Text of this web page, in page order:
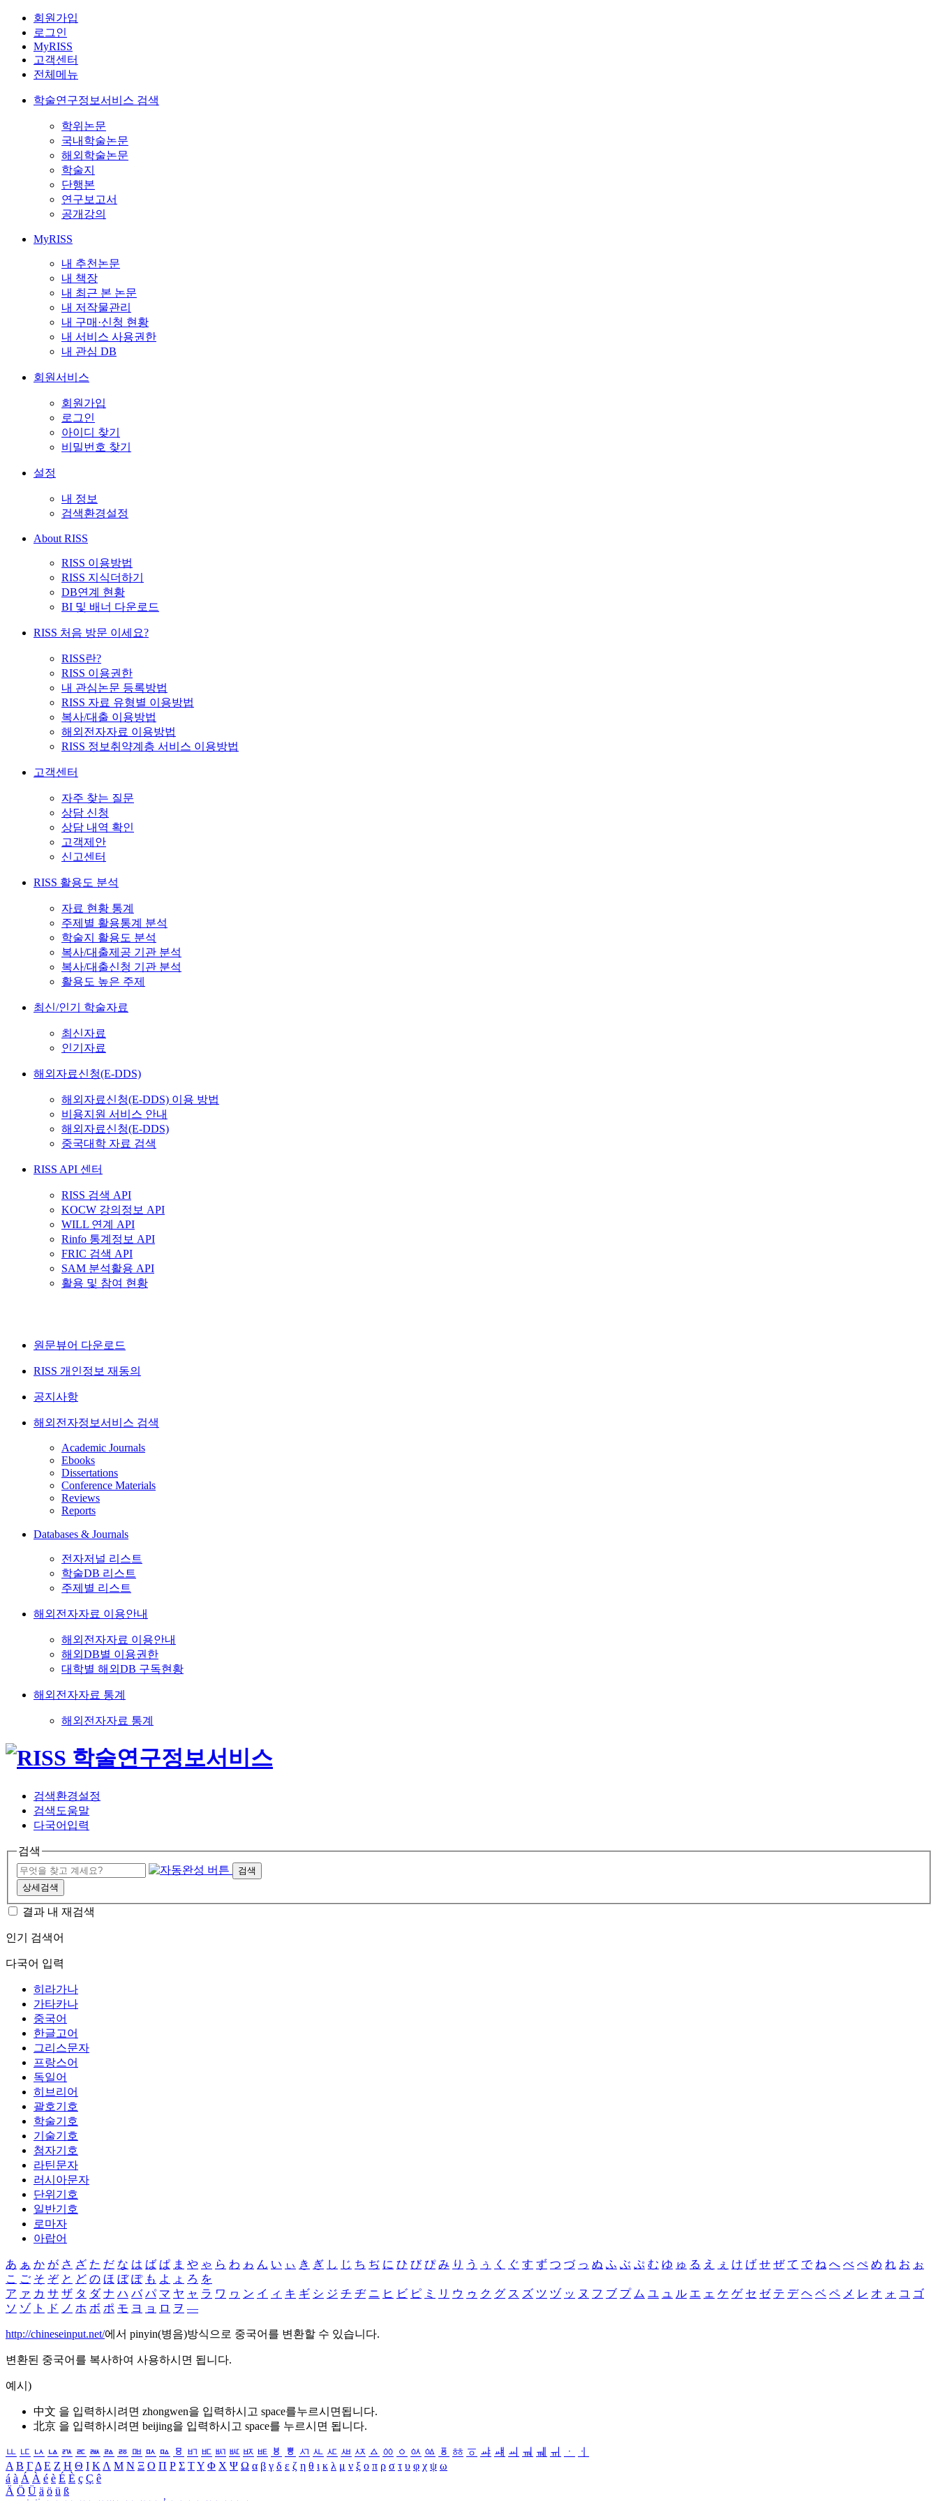
회원가입
로그인
MyRISS
고객센터
전체메뉴
학술연구정보서비스 검색
학위논문
국내학술논문
해외학술논문
학술지
단행본
연구보고서
공개강의
MyRISS
내 추천논문
내 책장
내 최근 본 논문
내 저작물관리
내 구매·신청 현황
내 서비스 사용권한
내 관심 DB
회원서비스
회원가입
로그인
아이디 찾기
비밀번호 찾기
설정
내 정보
검색환경설정
About RISS
RISS 이용방법
RISS 지식더하기
DB연계 현황
BI 및 배너 다운로드
RISS 처음 방문 이세요?
RISS란?
RISS 이용권한
내 관심논문 등록방법
RISS 자료 유형별 이용방법
복사/대출 이용방법
해외전자자료 이용방법
RISS 정보취약계층 서비스 이용방법
고객센터
자주 찾는 질문
상담 신청
상담 내역 확인
고객제안
신고센터
RISS 활용도 분석
자료 현황 통계
주제별 활용통계 분석
학술지 활용도 분석
복사/대출제공 기관 분석
복사/대출신청 기관 분석
활용도 높은 주제
최신/인기 학술자료
최신자료
인기자료
해외자료신청(E-DDS)
해외자료신청(E-DDS) 이용 방법
비용지원 서비스 안내
해외자료신청(E-DDS)
중국대학 자료 검색
RISS API 센터
RISS 검색 API
KOCW 강의정보 API
WILL 연계 API
Rinfo 통계정보 API
FRIC 검색 API
SAM 분석활용 API
활용 및 참여 현황
원문뷰어 다운로드
RISS 개인정보 재동의
공지사항
해외전자정보서비스 검색
Academic Journals
Ebooks
Dissertations
Conference Materials
Reviews
Reports
Databases & Journals
전자저널 리스트
학술DB 리스트
주제별 리스트
해외전자자료 이용안내
해외전자자료 이용안내
해외DB별 이용권한
대학별 해외DB 구독현황
해외전자자료 통계
해외전자자료 통계
검색환경설정
검색도움말
다국어입력
검색
검색
상세검색
결과 내 재검색
인기 검색어
다국어 입력
히라가나
가타카나
중국어
한글고어
그리스문자
프랑스어
독일어
히브리어
괄호기호
학술기호
기술기호
첨자기호
라틴문자
러시아문자
단위기호
일반기호
로마자
아랍어
あ ぁ か が さ ざ た だ な は ば ぱ ま や ゃ ら わ ゎ ん い ぃ き ぎ し じ ち ぢ に ひ び ぴ み り う ぅ く ぐ す ず つ づ っ ぬ ふ ぶ ぷ む ゆ ゅ る え ぇ け げ せ ぜ て で ね へ べ ぺ め れ お ぉ
こ ご そ ぞ と ど の ほ ぼ ぽ も よ ょ ろ を
ア ァ カ サ ザ タ ダ ナ ハ バ パ マ ヤ ャ ラ ワ ヮ ン イ ィ キ ギ シ ジ チ ヂ ニ ヒ ビ ピ ミ リ ウ ゥ ク グ ス ズ ツ ヅ ッ ヌ フ ブ プ ム ユ ュ ル エ ェ ケ ゲ セ ゼ テ デ ヘ ベ ペ メ レ オ ォ コ ゴ
ソ ゾ ト ド ノ ホ ボ ポ モ ヨ ョ ロ ヲ ―
http://chineseinput.net/에서 pinyin(병음)방식으로 중국어를 변환할 수 있습니다.
변환된 중국어를 복사하여 사용하시면 됩니다.
예시)
中文 을 입력하시려면 zhongwen을 입력하시고 space를누르시면됩니다.
北京 을 입력하시려면 beijing을 입력하시고 space를 누르시면 됩니다.
ㅥ ㅦ ㅧ ㅨ ㅩ ㅪ ㅫ ㅬ ㅭ ㅮ ㅯ ㅰ ㅱ ㅲ ㅳ ㅴ ㅵ ㅶ ㅷ ㅸ ㅹ ㅺ ㅻ ㅼ ㅽ ㅾ ㅿ ㆀ ㆁ ㆂ ㆃ ㆄ ㆅ ㆆ ㆇ ㆈ ㆉ ㆊ ㆋ ㆌ ㆍ
ㆎ
Α Β ΓΔ Ε Ζ Η Θ Ι ΚΛ Μ Ν Ξ Ο Π Ρ Σ ΤΥ Φ Χ Ψ Ω α β γ δ ε ζ η θ ι κ λ μ ν ξ ο π ρ σ τ υ φ χ ψ ω
á à Á À é è É È ç Ç ê
Ä Ö Ü ä ö ü ß